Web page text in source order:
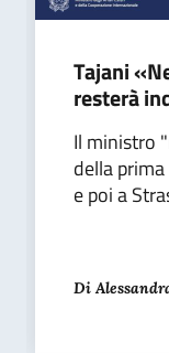
Tajani
resterà
Il ministro
della
e poi a
Di